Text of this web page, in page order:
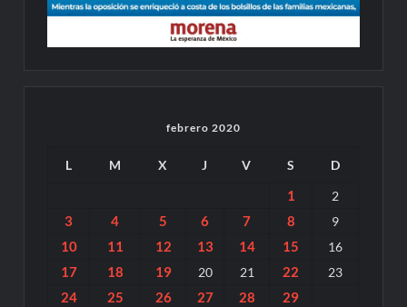
febrero 2020
L M X J V S D
1 2
3 4 5 6 7 8 9
10 11 12 13 14 15 16
17 18 19 20 21 22 23
24 25 26 27 28 29